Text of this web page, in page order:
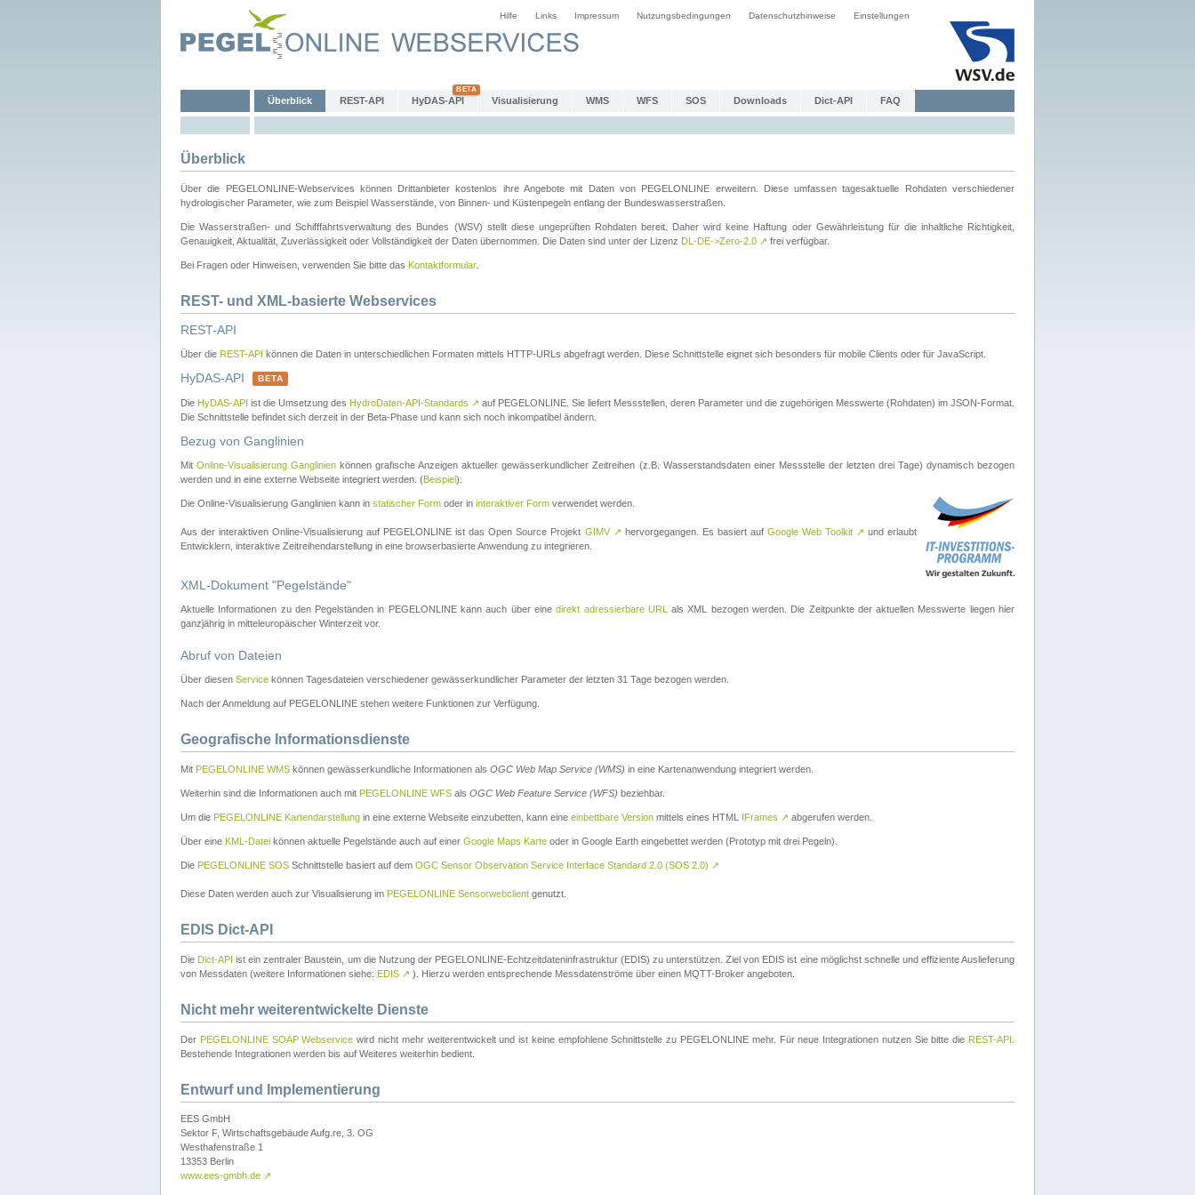
Hilfe Links Impressum Nutzungsbedingungen Datenschutzhinweise Einstellungen
Überblick REST-API HyDAS-API Visualisierung WMS WFS SOS Downloads Dict-API FAQ
Überblick
Über die PEGELONLINE-Webservices können Drittanbieter kostenlos ihre Angebote mit Daten von PEGELONLINE erweitern. Diese umfassen tagesaktuelle Rohdaten verschiedener
hydrologischer Parameter, wie zum Beispiel Wasserstände, von Binnen- und Küstenpegeln entlang der Bundeswasserstraßen.
Die Wasserstraßen- und Schifffahrtsverwaltung des Bundes (WSV) stellt diese ungeprüften Rohdaten bereit. Daher wird keine Haftung oder Gewährleistung für die inhaltliche Richtigkeit,
Genauigkeit, Aktualität, Zuverlässigkeit oder Vollständigkeit der Daten übernommen. Die Daten sind unter der Lizenz DL-DE->Zero-2.0 ↗ frei verfügbar.
Bei Fragen oder Hinweisen, verwenden Sie bitte das Kontaktformular.
REST- und XML-basierte Webservices
REST-API
Über die REST-API können die Daten in unterschiedlichen Formaten mittels HTTP-URLs abgefragt werden. Diese Schnittstelle eignet sich besonders für mobile Clients oder für JavaScript.
HyDAS-API BETA
Die HyDAS-API ist die Umsetzung des HydroDaten-API-Standards ↗ auf PEGELONLINE. Sie liefert Messstellen, deren Parameter und die zugehörigen Messwerte (Rohdaten) im JSON-Format.
Die Schnittstelle befindet sich derzeit in der Beta-Phase und kann sich noch inkompatibel ändern.
Bezug von Ganglinien
MitOnline-Visualisierung Ganglinien können grafische Anzeigen aktueller gewässerkundlicher Zeitreihen (z.B. Wasserstandsdaten einer Messstelle der letzten drei Tage) dynamisch bezogen
werden und in eine externe Webseite integriert werden. (Beispiel).
Die Online-Visualisierung Ganglinien kann in statischer Form oder in interaktiver Form verwendet werden.
Aus der interaktiven Online-Visualisierung auf PEGELONLINE ist das Open Source Projekt GIMV ↗ hervorgegangen. Es basiert auf Google Web Toolkit ↗ und erlaubt
Entwicklern, interaktive Zeitreihendarstellung in eine browserbasierte Anwendung zu integrieren.
XML-Dokument "Pegelstände"
Aktuelle Informationen zu den Pegelständen in PEGELONLINE kann auch über einedirekt adressierbare URL
als XML bezogen werden. Die Zeitpunkte der aktuellen Messwerte liegen hier
ganzjährig in mitteleuropäischer Winterzeit vor.
Abruf von Dateien
Über diesen Service können Tagesdateien verschiedener gewässerkundlicher Parameter der letzten 31 Tage bezogen werden.
Nach der Anmeldung auf PEGELONLINE stehen weitere Funktionen zur Verfügung.
Geografische Informationsdienste
Mit PEGELONLINE WMS können gewässerkundliche Informationen als OGC Web Map Service (WMS) in eine Kartenanwendung integriert werden.
Weiterhin sind die Informationen auch mit PEGELONLINE WFS als OGC Web Feature Service (WFS) beziehbar.
Um die PEGELONLINE Kartendarstellung in eine externe Webseite einzubetten, kann eine einbettbare Version mittels eines HTML IFrames ↗ abgerufen werden.
Über eine KML-Datei können aktuelle Pegelstände auch auf einer Google Maps Karte oder in Google Earth eingebettet werden (Prototyp mit drei Pegeln).
Die PEGELONLINE SOS Schnittstelle basiert auf dem OGC Sensor Observation Service Interface Standard 2.0 (SOS 2.0) ↗
Diese Daten werden auch zur Visualisierung im PEGELONLINE Sensorwebclient genutzt.
EDIS Dict-API
Die Dict-API ist ein zentraler Baustein, um die Nutzung der PEGELONLINE-Echtzeitdateninfrastruktur (EDIS) zu unterstützen. Ziel von EDIS ist eine möglichst schnelle und effiziente Auslieferung
von Messdaten (weitere Informationen siehe: EDIS ↗ ). Hierzu werden entsprechende Messdatenströme über einen MQTT-Broker angeboten.
Nicht mehr weiterentwickelte Dienste
Der PEGELONLINE SOAP Webservice wird nicht mehr weiterentwickelt und ist keine empfohlene Schnittstelle zu PEGELONLINE mehr. Für neue Integrationen nutzen Sie bitte die REST-API
Bestehende Integrationen werden bis auf Weiteres weiterhin bedient.
Entwurf und Implementierung
EES GmbH
Sektor F, Wirtschaftsgebäude Aufg.re, 3. OG
Westhafenstraße 1
13353 Berlin
www.ees-gmbh.de ↗